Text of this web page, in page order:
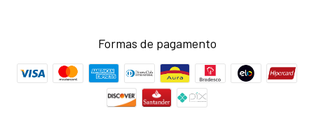
Formas de pagamento